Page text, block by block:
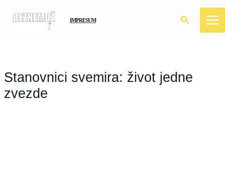
IMPRESUM Search
Stanovnici svemira: život jedne
zvezde